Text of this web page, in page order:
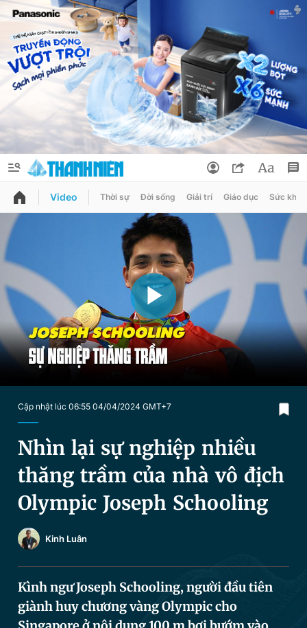
QUẢNG CÁO
Chuyên mục
Chuyên mục khác
Chào ngày mới Tin 24h
Video Magazine
Sản phẩm khác
Tiện ích
Thông tin tài khoản
Đổi mật khẩu
Tin đã lưu
Tin đã xem
Video Thời sự Đời sống Giải trí Giáo dục Sức khỏe
Cập nhật lúc 06:55 04/04/2024 GMT+7
Nhìn lại sự nghiệp nhiều
thăng trầm của nhà vô địch
Olympic Joseph Schooling
Kinh Luân
Kình ngư Joseph Schooling, người đầu tiên
giành huy chương vàng Olympic cho